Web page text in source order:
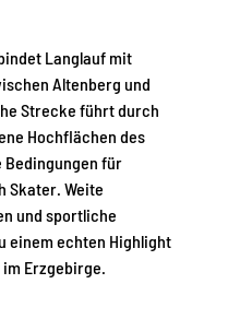
Langlauf mit
Altenberg und
Strecke führt durch
Hochflächen des
Bedingungen für
Skater. Weite
und sportliche
einem echten Highlight
Erzgebirge.